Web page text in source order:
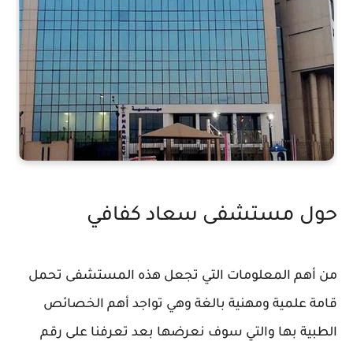
حول مستشفى سعاد كفافي
من أهم المعلومات التي تجعل هذه المستشفى تحمل
قامة علمية ومهنية بالغة وهي تواجد أهم الخصائص
الطبية بها والتي سوف نعرضها بعد تعرفنا على رقم